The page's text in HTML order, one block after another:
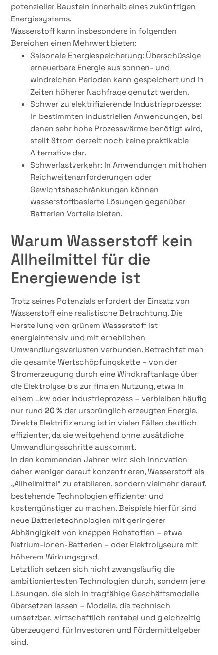
potenzieller Baustein innerhalb eines zukünftigen
Energiesystems.
Wasserstoff kann insbesondere in folgenden
Bereichen einen Mehrwert bieten:
Saisonale Energiespeicherung: Überschüssige
erneuerbare Energie aus sonnen- und
windreichen Perioden kann gespeichert und in
Zeiten höherer Nachfrage genutzt werden.
Schwer zu elektrifizierende Industrieprozesse:
In bestimmten industriellen Anwendungen, bei
denen sehr hohe Prozesswärme benötigt wird,
stellt Strom derzeit noch keine praktikable
Alternative dar.
Schwerlastverkehr: In Anwendungen mit hohen
Reichweitenanforderungen oder
Gewichtsbeschränkungen können
wasserstoffbasierte Lösungen gegenüber
Batterien Vorteile bieten.
Warum Wasserstoff kein
Allheilmittel für die
Energiewende ist
Trotz seines Potenzials erfordert der Einsatz von
Wasserstoff eine realistische Betrachtung. Die
Herstellung von grünem Wasserstoff ist
energieintensiv und mit erheblichen
Umwandlungsverlusten verbunden. Betrachtet man
die gesamte Wertschöpfungskette – von der
Stromerzeugung durch eine Windkraftanlage über
die Elektrolyse bis zur finalen Nutzung, etwa in
einem Lkw oder Industrieprozess – verbleiben häufig
nur rund20 % der ursprünglich erzeugten Energie.
Direkte Elektrifizierung ist in vielen Fällen deutlich
effizienter, da sie weitgehend ohne zusätzliche
Umwandlungsschritte auskommt.
In den kommenden Jahren wird sich Innovation
daher weniger darauf konzentrieren, Wasserstoff als
„Allheilmittel“ zu etablieren, sondern vielmehr darauf,
bestehende Technologien effizienter und
kostengünstiger zu machen. Beispiele hierfür sind
neue Batterietechnologien mit geringerer
Abhängigkeit von knappen Rohstoffen – etwa
Natrium-Ionen-Batterien – oder Elektrolyseure mit
höherem Wirkungsgrad.
Letztlich setzen sich nicht zwangsläufig die
ambitioniertesten Technologien durch, sondern jene
Lösungen, die sich in tragfähige Geschäftsmodelle
übersetzen lassen – Modelle, die technisch
umsetzbar, wirtschaftlich rentabel und gleichzeitig
überzeugend für Investoren und Fördermittelgeber
sind.